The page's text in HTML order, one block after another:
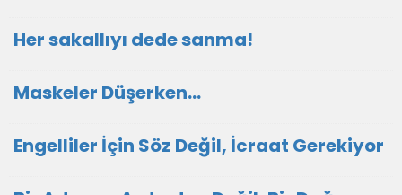
Her sakallıyı dede sanma!
Maskeler Düşerken…
Engelliler İçin Söz Değil, İcraat Gerekiyor